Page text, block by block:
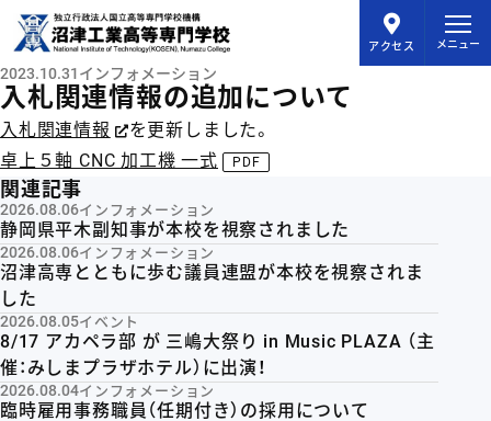
アクセス メニュー
入札関連情報の追加について
2023.10.31インフォメーション
入札関連情報
を更新しました。
卓上５軸 CNC 加工機 一式
関連記事
2026.08.06インフォメーション
静岡県平木副知事が本校を視察されました
2026.08.06インフォメーション
沼津高専とともに歩む議員連盟が本校を視察されま
した
2026.08.05イベント
8/17 アカペラ部 が 三嶋大祭り in Music PLAZA （主
催：みしまプラザホテル）に出演！
2026.08.04インフォメーション
臨時雇用事務職員（任期付き）の採用について